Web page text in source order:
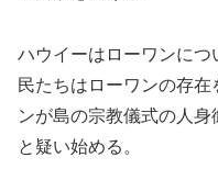
ハウイーはローワンに
民たちはローワンの存
ンが島の宗教儀式の人
と疑い始める。